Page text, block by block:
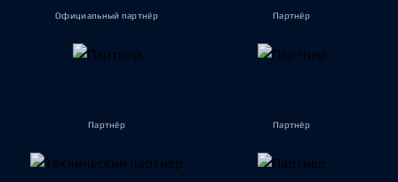
Официальный партнёр Партнёр
Партнёр Партнёр